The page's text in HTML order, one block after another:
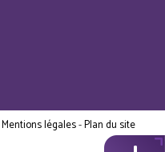
Mentions légales-Plan du site